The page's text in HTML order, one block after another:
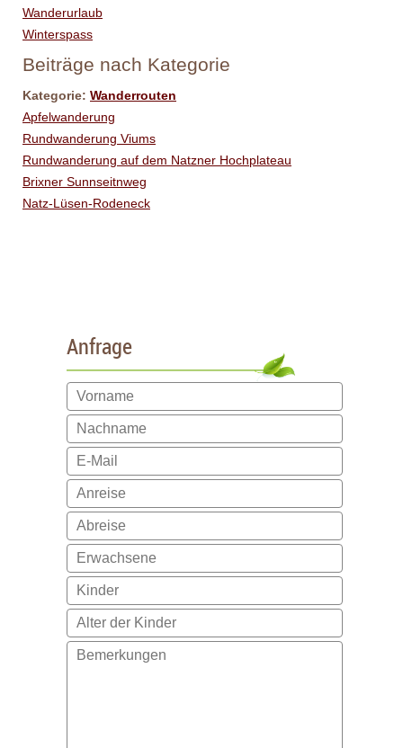
Wanderurlaub
Winterspass
Beiträge nach Kategorie
Kategorie: Wanderrouten
Apfelwanderung
Rundwanderung Viums
Rundwanderung auf dem Natzner Hochplateau
Brixner Sunnseitnweg
Natz-Lüsen-Rodeneck
Anfrage